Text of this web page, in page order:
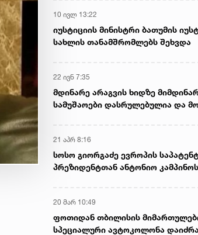
10 ივლ 13:22
იუსტიციის მინისტრი ბათუმის
სახლის თანამშრომლებს შეხვდა
22 ივნ 7:35
მდინარე არაგვის ხიდზე
სამუშაოები დასრულებულია და
21 აპრ 8:16
სოსო გიორგაძე ევროპის
პრეზიდენტთან ანტონიო
20 მარ 10:49
ფოთიდან თბილისის
სპეციალური ავტოკოლონა